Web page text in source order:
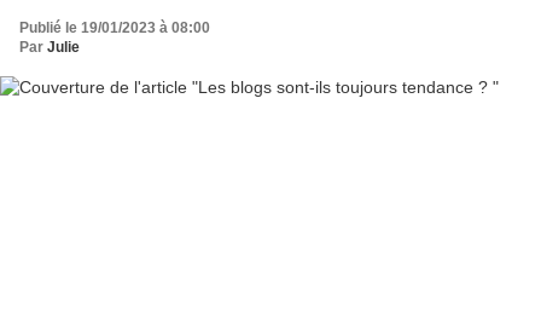
Publié le 19/01/2023 à 08:00
Par Julie